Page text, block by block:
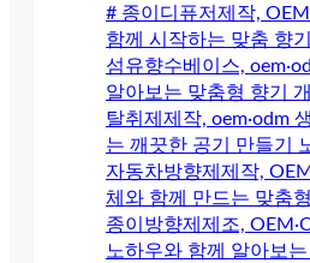
# 종이디퓨저제작,
함께 시작하는 맞춤 향
섬유향수베이스,
알아보는 맞춤형 향기
탈취제제작, oem·odm
는 깨끗한 공기 만들기
자동차방향제제작,
체와 함께 만드는 맞춤
종이방향제제조,
노하우와 함께 알아보